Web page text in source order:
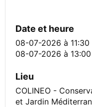
Date et heure
08-07-2026 à 11:30
08-07-2026 à 13:00
Lieu
COLINEO -
et Jardin